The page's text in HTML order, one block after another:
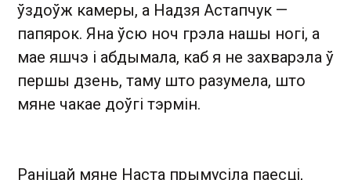
ўздоўж камеры, а Надзя Астапчук —
папярок. Яна ўсю ноч грэла нашы ногі, а
мае яшчэ і абдымала, каб я не захварэла ў
першы дзень, таму што разумела, што
мяне чакае доўгі тэрмін.
Раніцай мяне Наста прымусіла паесці,